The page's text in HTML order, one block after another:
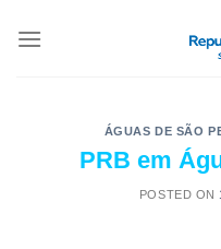
ÁGUAS DE SÃO
PRB em
POSTED ON